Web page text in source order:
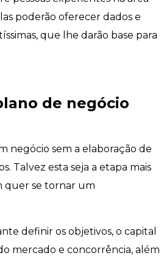
poderão oferecer dados e
que lhe darão base para
de negócio
negócio sem a elaboração de
Talvez esta seja a etapa mais
quer se tornar um
definir os objetivos, o capital
mercado e concorrência, além